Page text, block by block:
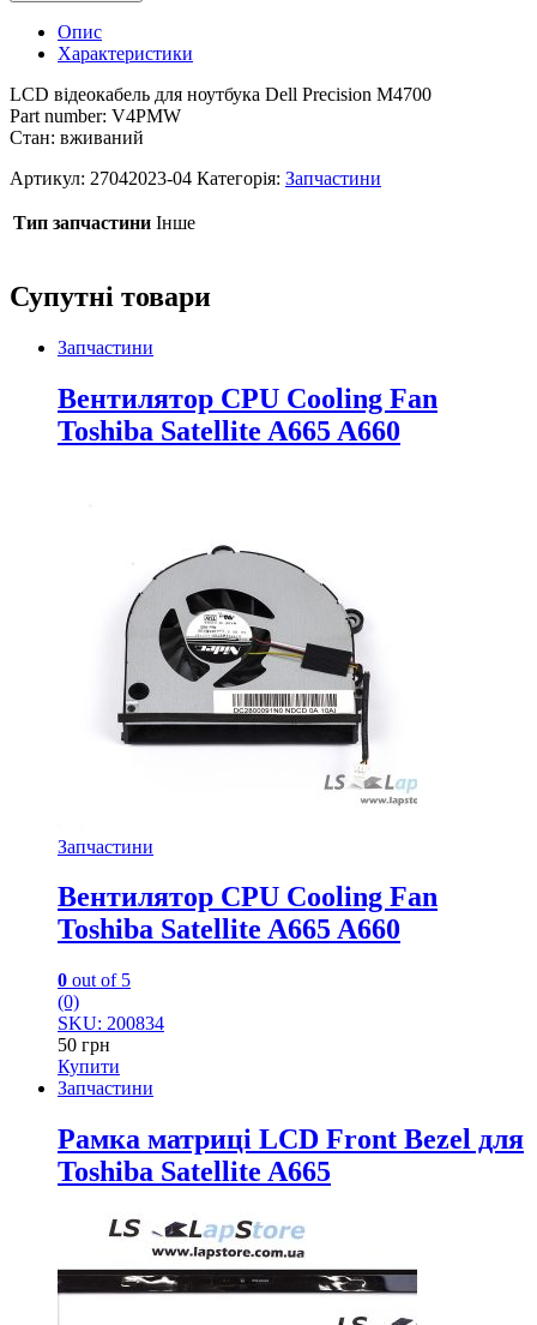
Опис
Характеристики
LCD відеокабель для ноутбука Dell Precision M4700
Part number: V4PMW
Стан: вживаний
Артикул: 27042023-04 Категорія: Запчастини
Тип запчастини Інше
Супутні товари
Запчастини
Вентилятор CPU Cooling Fan
Toshiba Satellite A665 A660
Запчастини
Вентилятор CPU Cooling Fan
Toshiba Satellite A665 A660
0 out of 5
(0)
SKU: 200834
50 грн
Купити
Запчастини
Рамка матриці LCD Front Bezel для
Toshiba Satellite A665